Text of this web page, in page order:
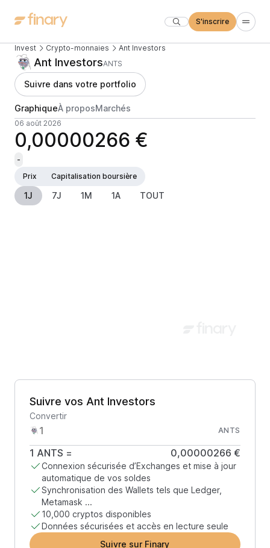
S'inscrire
Invest Crypto-monnaies Ant Investors
Ant InvestorsANTS
Suivre dans votre portfolio
GraphiqueÀ proposMarchés
06 août 2026
0,00000266 €
-
Prix
Capitalisation boursière
1J 7J 1M 1A TOUT
Suivre vos Ant Investors
Convertir
ANTS
1 ANTS = 0,00000266 €
Connexion sécurisée d’Exchanges et mise à jour
automatique de vos soldes
Synchronisation des Wallets tels que Ledger,
Metamask ...
10,000 cryptos disponibles
Données sécurisées et accès en lecture seule
Suivre sur Finary